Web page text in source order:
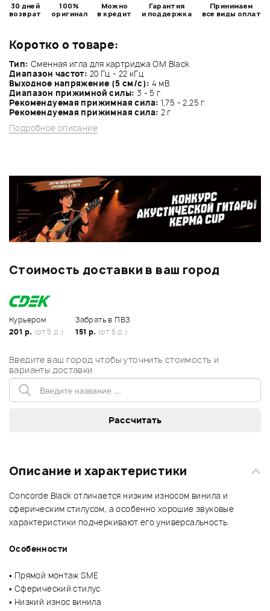
Коротко о товаре:
Тип: Сменная игла для картриджа OM Black
Диапазон частот: 20 Гц - 22 кГц
Выходное напряжение (5 см/с): 4 мВ
Диапазон прижимной силы: 3 - 5 г
Рекомендуемая прижимная сила: 1,75 - 2,25 г
Рекомендуемая прижимная сила: 2 г
Подробное описание
30 дней
возврат
100%
оригинал
Можно
в кредит
Гарантия
и поддержка
Принимаем
все виды оплат
Стоимость доставки в ваш город
Курьером
201 р. (от 5 д.)
Забрать в ПВЗ
151 р. (от 5 д.)
Введите ваш город чтобы уточнить стоимость и
варианты доставки
Описание и характеристики
Concorde Black отличается низким износом винила и
сферическим стилусом, а особенно хорошие звуковые
характеристики подчеркивают его универсальность.
Особенности
• Прямой монтаж SME
• Сферический стилус
• Низкий износ винила